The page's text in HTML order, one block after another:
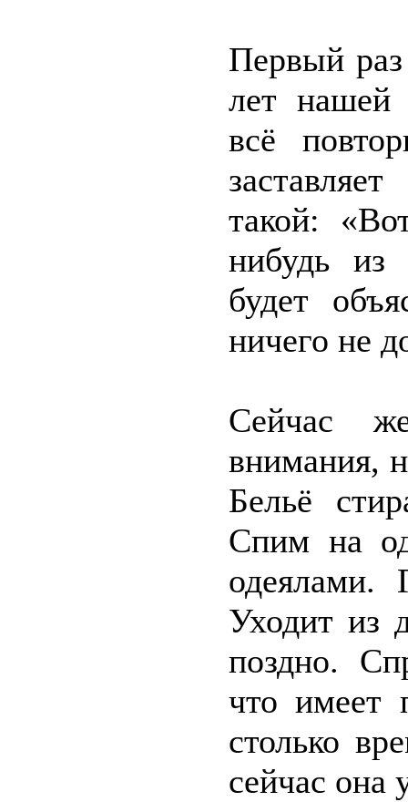
Первый
лет нашей
всё
такой:
нибудь
будет
ничего не
Сейчас
внимания,
Бельё
Спим на
одеялами.
Уходит из
поздно.
что имеет
столько
сейчас она